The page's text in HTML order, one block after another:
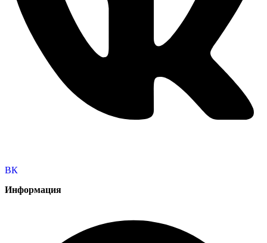
ВК
Информация